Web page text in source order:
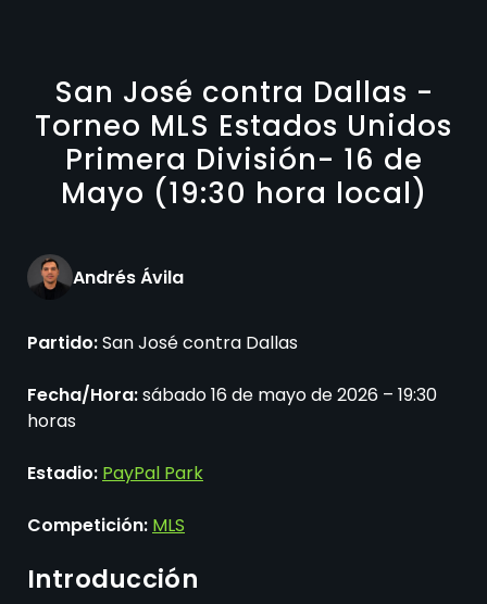
San José contra Dallas -
Torneo MLS Estados Unidos
Primera División- 16 de
Mayo (19:30 hora local)
Andrés Ávila
Partido:San José contra Dallas
Fecha/Hora:sábado 16 de mayo de 2026 – 19:30
horas
Estadio: PayPal Park
Competición: MLS
Introducción